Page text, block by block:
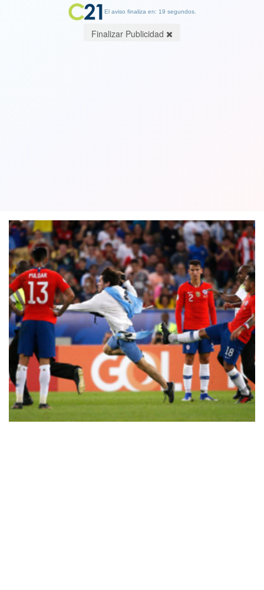
El aviso finaliza en: 19 segundos.
Finalizar Publicidad